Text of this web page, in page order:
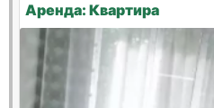
Аренда: Квартира